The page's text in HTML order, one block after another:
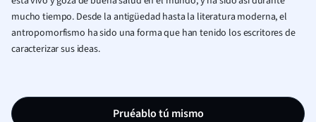
mucho tiempo. Desde la antigüedad hasta la literatura moderna, el
antropomorfismo ha sido una forma que han tenido los escritores de
caracterizar sus ideas.
Pruéablo tú mismo